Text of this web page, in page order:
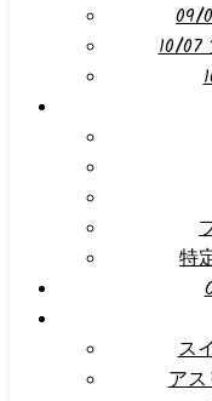
09/
10/
特
ス
ア